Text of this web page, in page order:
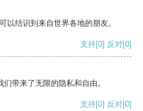
以结识到来自世界各地的朋友。
支持[0] 反对[0]
带来了无限的隐私和自由。
支持[0] 反对[0]